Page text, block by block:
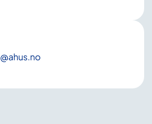
@ahus .no